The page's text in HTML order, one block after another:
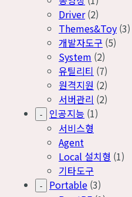
Driver (2)
Themes&Toy (3)
개발자도구 (5)
System (2)
유틸리티 (7)
원격지원 (2)
서버관리 (2)
- 인공지능 (1)
서비스형
Agent
Local 설치형 (1)
기타도구
- Portable (3)